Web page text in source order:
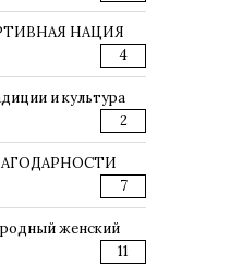
НАЦИЯ
4
и культура
2
7
женский
11